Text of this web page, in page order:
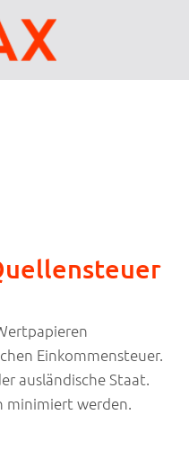
Einkommensteuer.
ausländische Staat.
minimiert werden.